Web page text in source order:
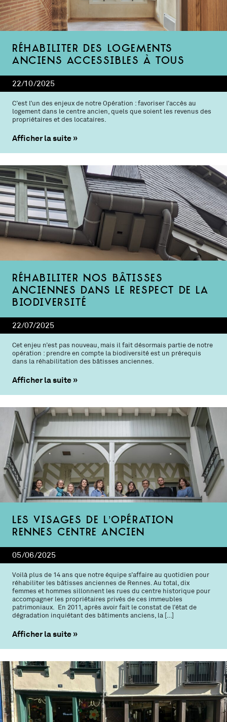
Réhabiliter des logements
anciens accessibles à tous
22/10/2025
C’est l’un des enjeux de notre Opération : favoriser l’accès au
logement dans le centre ancien, quels que soient les revenus des
propriétaires et des locataires.
Afficher la suite
Réhabiliter nos bâtisses
anciennes dans le respect de la
biodiversité
22/07/2025
Cet enjeu n’est pas nouveau, mais il fait désormais partie de notre
opération : prendre en compte la biodiversité est un prérequis
dans la réhabilitation des bâtisses anciennes.
Afficher la suite
Les visages de l’Opération
Rennes Centre ancien
05/06/2025
Voilà plus de 14 ans que notre équipe s’affaire au quotidien pour
réhabiliter les bâtisses anciennes de Rennes. Au total, dix
femmes et hommes sillonnent les rues du centre historique pour
accompagner les propriétaires privés de ces immeubles
patrimoniaux. En 2011, après avoir fait le constat de l’état de
dégradation inquiétant des bâtiments anciens, la […]
Afficher la suite